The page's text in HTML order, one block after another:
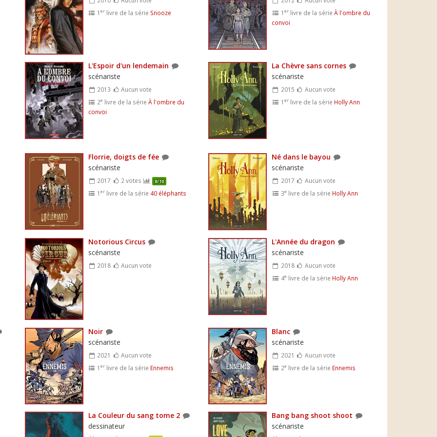
1 erlivre de la série Snooze
1 erlivre de la série À l'ombre du
convoi
L'Espoir d'un lendemain
scénariste
2013
Aucun vote
2e livre de la série À l'ombre du
convoi
La Chèvre sans cornes
scénariste
2015
Aucun vote
1 erlivre de la série Holly Ann
Florrie, doigts de fée
scénariste
2017 2 votes 8/10
1 erlivre de la série 40 éléphants
Né dans le bayou
scénariste
2017
Aucun vote
3e livre de la série Holly Ann
Notorious Circus
scénariste
2018 Aucun vote
L'Année du dragon
scénariste
2018
Aucun vote
4e livre de la série Holly Ann
Noir
scénariste
2021
Aucun vote
1 erlivre de la série Ennemis
Blanc
scénariste
2021
Aucun vote
2e livre de la série Ennemis
La Couleur du sang tome 2
dessinateur
Bang bang shoot shoot
scénariste